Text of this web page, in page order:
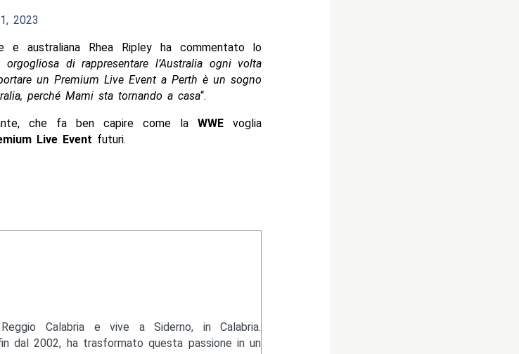
2023
e australiana Rhea Ripley ha commentato lo
di rappresentare l’Australia ogni volta
un Premium Live Event a Perth è un sogno
perché Mami sta tornando a casa“.
che fa ben capire come laWWE voglia
Live Event futuri.
Calabria e vive a Siderno, in Calabria.
dal 2002, ha trasformato questa passione in un